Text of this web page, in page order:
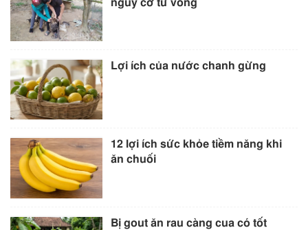
nguy cơ tử vong
Lợi ích của nước chanh gừng
12 lợi ích sức khỏe tiềm năng khi
ăn chuối
Bị gout ăn rau càng cua có tốt